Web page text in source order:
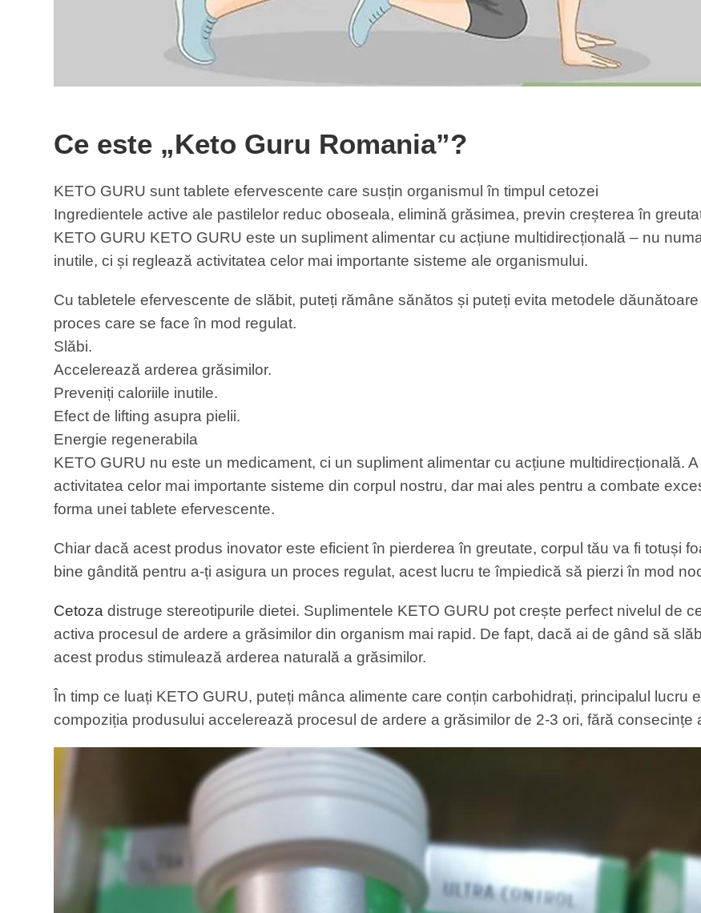
Ce este „Keto Guru Romania”?
KETO GURU sunt tablete efervescente care susțin organismul în timpul cetozei
Ingredientele active ale pastilelor reduc oboseala, elimină grăsimea, previn creșterea în
KETO GURU KETO GURU este un supliment alimentar cu acțiune multidirecțională – nu
inutile, ci și reglează activitatea celor mai importante sisteme ale organismului.
Cu tabletele efervescente de slăbit, puteți rămâne sănătos și puteți evita metodele
proces care se face în mod regulat.
Slăbi.
Accelerează arderea grăsimilor.
Preveniți caloriile inutile.
Efect de lifting asupra pielii.
Energie regenerabila
KETO GURU nu este un medicament, ci un supliment alimentar cu acțiune multidirecțională.
activitatea celor mai importante sisteme din corpul nostru, dar mai ales pentru a combate
forma unei tablete efervescente.
Chiar dacă acest produs inovator este eficient în pierderea în greutate, corpul tău va fi totuși
bine gândită pentru a-ți asigura un proces regulat, acest lucru te împiedică să pierzi în mod
Cetoza distruge stereotipurile dietei. Suplimentele KETO GURU pot crește perfect nivelul de
activa procesul de ardere a grăsimilor din organism mai rapid. De fapt, dacă ai de gând să
acest produs stimulează arderea naturală a grăsimilor.
În timp ce luați KETO GURU, puteți mânca alimente care conțin carbohidrați, principalul lucru
compoziția produsului accelerează procesul de ardere a grăsimilor de 2-3 ori, fără consecințe